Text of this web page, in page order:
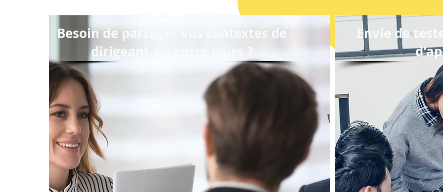
Besoin de partager vos contextes de
dirigeant.e.s entre pairs ?
Envie de